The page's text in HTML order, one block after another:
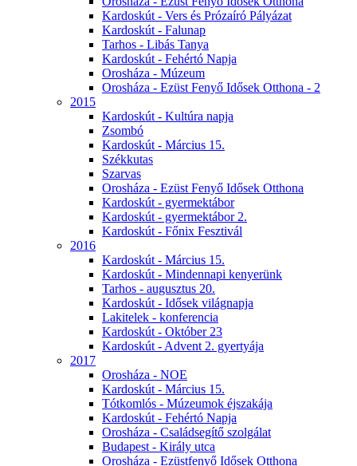
Kardoskút - Vers és Prózaíró Pályázat
Kardoskút - Falunap
Tarhos - Libás Tanya
Kardoskút - Fehértó Napja
Orosháza - Múzeum
Orosháza - Ezüst Fenyő Idősek Otthona - 2
2015
Kardoskút - Kultúra napja
Zsombó
Kardoskút - Március 15.
Székkutas
Szarvas
Orosháza - Ezüst Fenyő Idősek Otthona
Kardoskút - gyermektábor
Kardoskút - gyermektábor 2.
Kardoskút - Főnix Fesztivál
2016
Kardoskút - Március 15.
Kardoskút - Mindennapi kenyerünk
Tarhos - augusztus 20.
Kardoskút - Idősek világnapja
Lakitelek - konferencia
Kardoskút - Október 23
Kardoskút - Advent 2. gyertyája
2017
Orosháza - NOE
Kardoskút - Március 15.
Tótkomlós - Múzeumok éjszakája
Kardoskút - Fehértó Napja
Orosháza - Családsegítő szolgálat
Budapest - Király utca
Orosháza - Ezüstfenyő Idősek Otthona